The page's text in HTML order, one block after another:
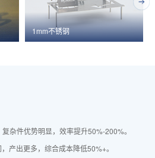
1mm不锈钢
杂件优势明显，效率提升50%-200%。
产出更多，综合成本降低50%+。